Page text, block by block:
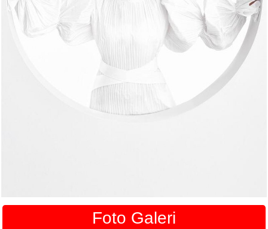
Foto Galeri